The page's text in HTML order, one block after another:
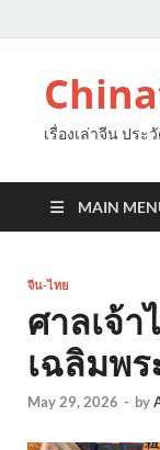
เรื่องเล่าจีน ประ
MAIN
จีน-ไทย
ศาลเจ้า
เฉลิมพร
May 29, 2026 - by